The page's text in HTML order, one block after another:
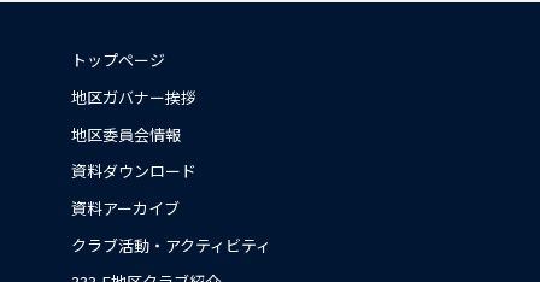
トップページ
地区ガバナー挨拶
地区委員会情報
資料ダウンロード
資料アーカイブ
クラブ活動・アクティビティ